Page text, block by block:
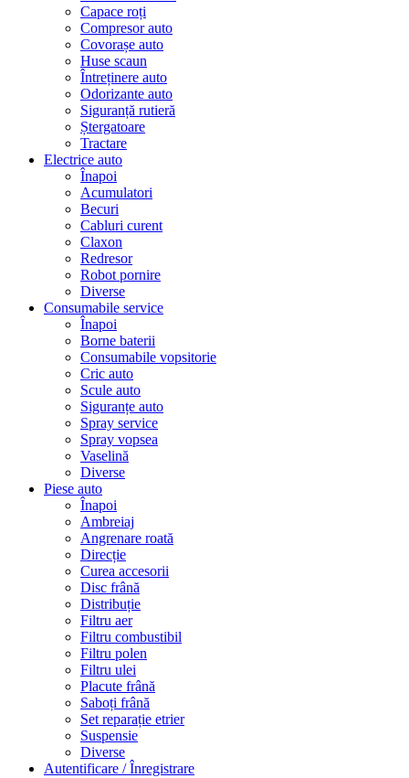
Capace roți
Compresor auto
Covorașe auto
Huse scaun
Întreținere auto
Odorizante auto
Siguranță rutieră
Ștergatoare
Tractare
Electrice auto
Înapoi
Acumulatori
Becuri
Cabluri curent
Claxon
Redresor
Robot pornire
Diverse
Consumabile service
Înapoi
Borne baterii
Consumabile vopsitorie
Cric auto
Scule auto
Siguranțe auto
Spray service
Spray vopsea
Vaselină
Diverse
Piese auto
Înapoi
Ambreiaj
Angrenare roată
Direcție
Curea accesorii
Disc frână
Distribuție
Filtru aer
Filtru combustibil
Filtru polen
Filtru ulei
Placute frână
Saboți frână
Set reparație etrier
Suspensie
Diverse
Autentificare / Înregistrare